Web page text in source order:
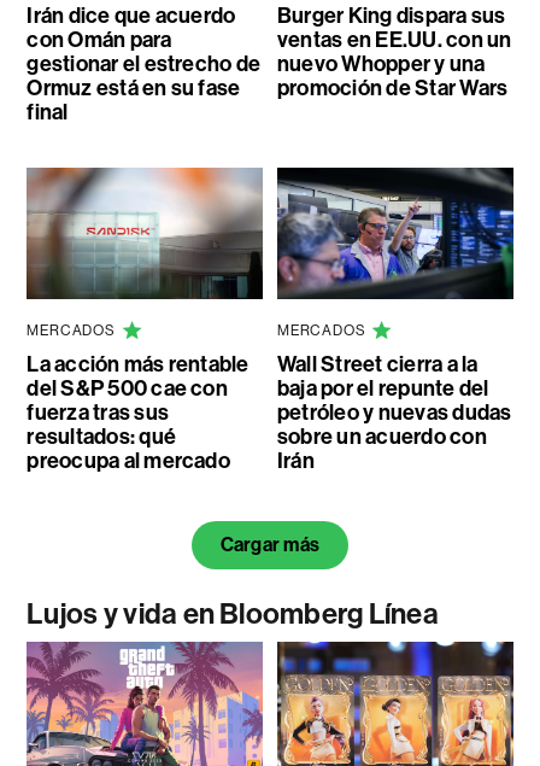
Irán dice que acuerdo
con Omán para
gestionar el estrecho de
Ormuz está en su fase
final
Burger King dispara sus
ventas en EE.UU. con un
nuevo Whopper y una
promoción de Star Wars
MERCADOS
La acción más rentable
del S&P 500 cae con
fuerza tras sus
resultados: qué
preocupa al mercado
MERCADOS
Wall Street cierra a la
baja por el repunte del
petróleo y nuevas dudas
sobre un acuerdo con
Irán
Cargar más
Lujos y vida en Bloomberg Línea